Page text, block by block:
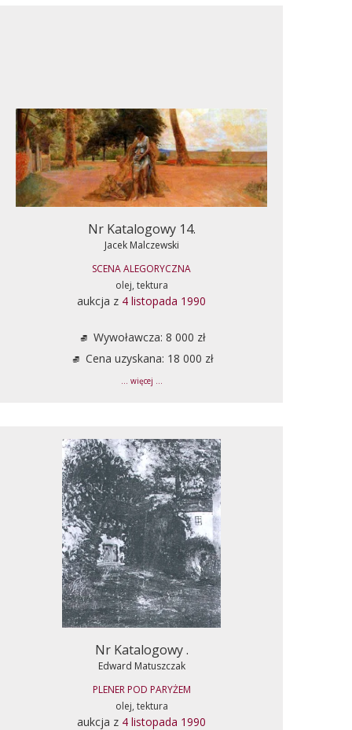
Nr Katalogowy 14.
Jacek Malczewski
SCENA ALEGORYCZNA
olej, tektura
aukcja z 4 listopada 1990
Wywoławcza: 8 000 zł
Cena uzyskana: 18 000 zł
... więcej ...
Nr Katalogowy .
Edward Matuszczak
PLENER POD PARYŻEM
olej, tektura
aukcja z 4 listopada 1990